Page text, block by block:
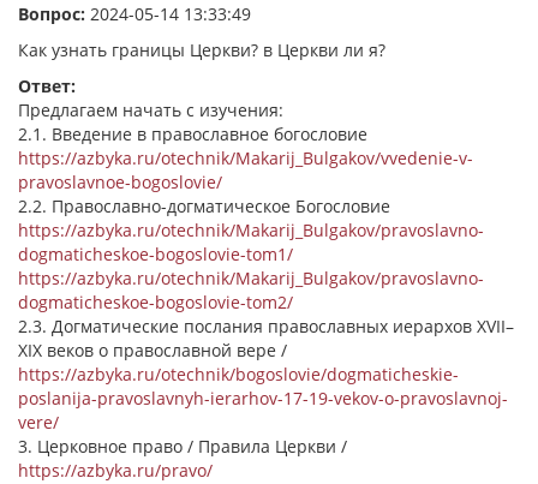
Вопрос: 2024-05-14 13:33:49
Как узнать границы Церкви? в Церкви ли я?
Ответ:
Предлагаем начать с изучения:
2.1. Введение в православное богословие
https://azbyka.ru/otechnik/Makarij_Bulgakov/vvedenie-v-
pravoslavnoe-bogoslovie/
2.2. Православно-догматическое Богословие
https://azbyka.ru/otechnik/Makarij_Bulgakov/pravoslavno-
dogmaticheskoe-bogoslovie-tom1/
https://azbyka.ru/otechnik/Makarij_Bulgakov/pravoslavno-
dogmaticheskoe-bogoslovie-tom2/
2.3. Догматические послания православных иерархов XVII–
XIX веков о православной вере /
https://azbyka.ru/otechnik/bogoslovie/dogmaticheskie-
poslanija-pravoslavnyh-ierarhov-17-19-vekov-o-pravoslavnoj-
vere/
3. Церковное право / Правила Церкви /
https://azbyka.ru/pravo/